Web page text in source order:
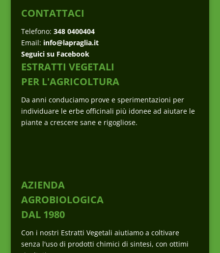
CONTATTACI
Telefono: 348 0400404
Email: info@lapraglia.it
Seguici su Facebook
ESTRATTI VEGETALI
PER L'AGRICOLTURA
Da anni conduciamo prove e sperimentazioni per
individuare le erbe officinali più idonee ad aiutare le
piante a crescere sane e rigogliose.
AZIENDA
AGROBIOLOGICA
DAL 1980
Con i nostri Estratti Vegetali aiutiamo a coltivare
senza l'uso di prodotti chimici di sintesi, con ottimi